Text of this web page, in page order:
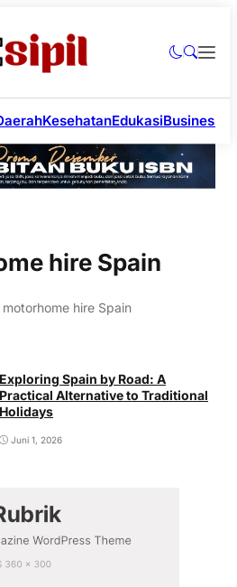
KesehatanEdukasiBusiness
hire Spain
motorhome hire Spain
Exploring Spain by Road: A
Practical Alternative to Traditional
Holidays
Juni 1, 2026